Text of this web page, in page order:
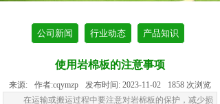
公司新闻 行业动态 产品知识
使用岩棉板的注意事项
来源: 作者:cqymzp 发布时间: 2023-11-02 1858 次浏览
在运输或搬运过程中要注意对岩棉板的保护，减少损